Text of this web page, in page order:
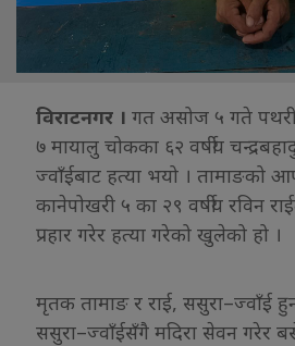
विराटनगर । गत असोज ५ गते
७ मायालु चोकका ६२ वर्षीय
ज्वाँईबाट हत्या भयो । तामाङको
कानेपोखरी ५ का २९ वर्षीय रविन
प्रहार गरेर हत्या गरेको खुलेको हो ।
मृतक तामाङ र राई, ससुरा–ज्वाँई
ससुरा–ज्वाँईसँगै मदिरा सेवन गरेर